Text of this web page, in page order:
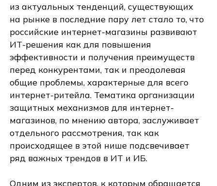
из актуальных тенденций, существующих
на рынке в последние пару лет стало то, что
российские интернет-магазины развивают
ИТ-решения как для повышения
эффективности и получения преимуществ
перед конкурентами, так и преодолевая
общие проблемы, характерные для всего
интернет-ритейла. Тематика организации
защитных механизмов для интернет-
магазинов, по мнению автора, заслуживает
отдельного рассмотрения, так как
происходящее в этой нише подсвечивает
ряд важных трендов в ИТ и ИБ.
Одним из экспертов, к которым обращается